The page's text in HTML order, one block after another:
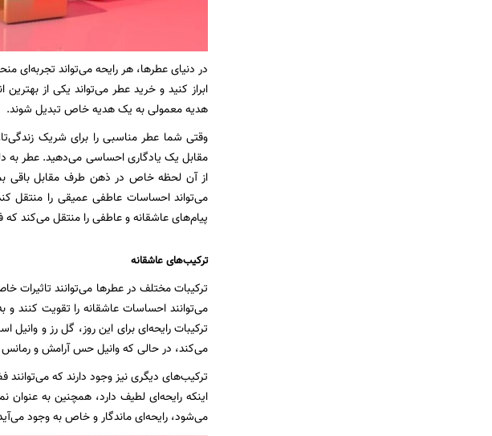
در دنیای عطرها، هر رایحه می‌تواند
ابراز کنید و خرید عطر می‌تواند یکی از
هدیه معمولی به یک هدیه خاص تبدیل شوند.
وقتی شما عطر مناسبی را برای شریک
مقابل یک یادگاری احساسی می‌دهید. عطر به
از آن لحظه خاص در ذهن طرف مقابل باقی
می‌تواند احساسات عاطفی عمیقی را منتقل
پیام‌های عاشقانه و عاطفی را منتقل می‌کند که
ترکیب‌های عاشقانه
ترکیبات مختلف در عطرها می‌توانند تاثیرات
می‌توانند احساسات عاشقانه را تقویت کنند
ترکیبات رایحه‌ای برای این روز، گل رز و
می‌کند، در حالی که وانیل حس آرامش و رمانس
ترکیب‌های دیگری نیز وجود دارند که می‌توانند
اینکه رایحه‌ای لطیف دارد، همچنین به
می‌شود، رایحه‌ای ماندگار و خاص به وجود